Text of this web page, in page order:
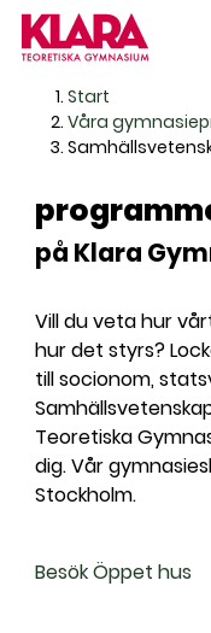
Huvudnavigation
Start
Våra
på Klara
Vill du veta hur
hur det styrs?
till socionom,
Teoretiska
dig. Vår
Stockholm.
Besök Öppet hus